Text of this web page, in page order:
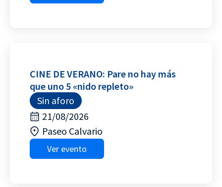
CINE DE VERANO: Pare no hay más
que uno 5 «nido repleto»
Sin aforo
21/08/2026
Paseo Calvario
Ver evento